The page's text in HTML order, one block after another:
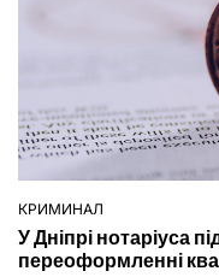
ОПУБЛІКУВАТИ
У
КРИМИНАЛ
У Дніпрі нотаріуса
переоформленні